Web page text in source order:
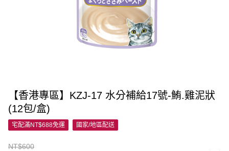
【香港專區】KZJ-17 水分補給17號-鮪.雞泥狀
(12包/盒)
宅配滿NT$688免運 國家/地區配送
NT$600